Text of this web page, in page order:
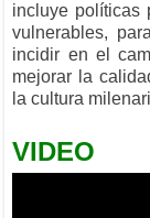
incluye políticas
vulnerables,
incidir en el
mejorar la
la cultura
VIDEO